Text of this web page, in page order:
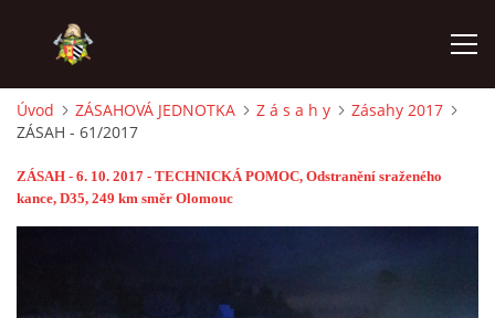
ÚVOD
PODPOŘTE NÁS PŘES GIVT.CZ
Úvod ZÁSAHOVÁ JEDNOTKA Z á s a h y
Zásahy 2017
ZÁSAH - 61/2017
ZÁSAH - 6. 10. 2017 - TECHNICKÁ POMOC, Odstranění sraženého
kance, D35, 249 km směr Olomouc